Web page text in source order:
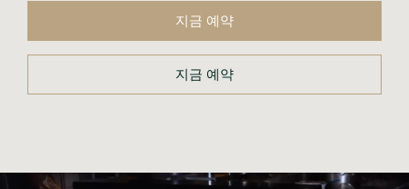
지금 예약
지금 예약